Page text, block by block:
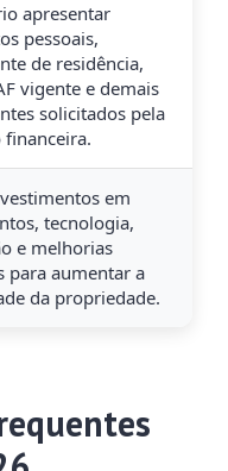
apresentar
pessoais,
de residência,
vigente e demais
solicitados pela
em
tecnologia,
e melhorias
para aumentar a
da propriedade.